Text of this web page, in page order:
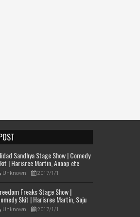
Sandhya Stage Show | Comedy
| Harisree Martin, Anoop etc
Unknown 2017/1/1
Freaks Stage Show |
Skit | Harisree Martin, Saju
etc
Unknown 2017/1/1